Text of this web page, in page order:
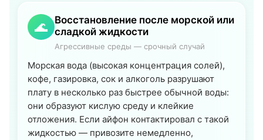
🌊
Восстановление после морской или
сладкой жидкости
Агрессивные среды — срочный случай
Морская вода (высокая концентрация солей),
кофе, газировка, сок и алкоголь разрушают
плату в несколько раз быстрее обычной воды:
они образуют кислую среду и клейкие
отложения. Если айфон контактировал с такой
жидкостью — привозите немедленно,